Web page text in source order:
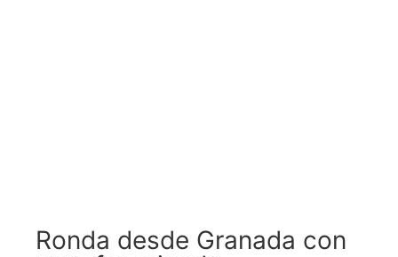
Ronda desde Granada con